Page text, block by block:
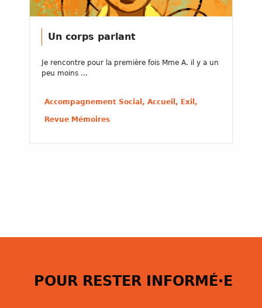
Un corps parlant
Je rencontre pour la première fois Mme A. il y a un
peu moins ...
Accompagnement Social, Accueil, Exil,
Revue Mémoires
POUR RESTER INFORMÉ·E